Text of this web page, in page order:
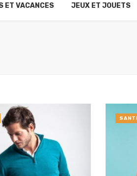
ET VACANCES JEUX ET JOUETS